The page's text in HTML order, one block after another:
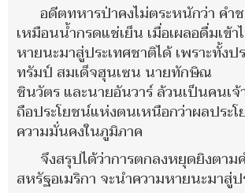
อดีตทหารป่าคงไม่ตระหนักว่า คำ
เหมือนน้ำกรดแช่เย็น เมื่อเผลอดื่มเข้
หายนะมาสู่ประเทศชาติได้ เพราะทั้ง
ทรัมป์ สมเด็จฮุนเซน นายทักษิณ
ชินวัตร และนายอันวาร์ ล้วนเป็นคนเ
ถือประโยชน์แห่งตนเหนือกว่าผลประ
ความมั่นคงในภูมิภาค
จึงสรุปได้ว่าการตกลงหยุดยิงตาม
สหรัฐอเมริกา จะนำความหายนะมาสู่